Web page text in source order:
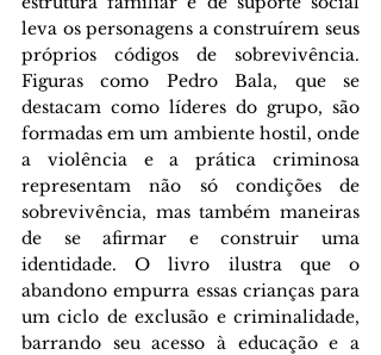
leva os personagens a construírem seus
próprios códigos de sobrevivência.
Figuras como Pedro Bala, que se
destacam como líderes do grupo, são
formadas em um ambiente hostil, onde
a violência e a prática criminosa
representam não só condições de
sobrevivência, mas também maneiras
de se afirmar e construir uma
identidade. O livro ilustra que o
abandono empurra essas crianças para
um ciclo de exclusão e criminalidade,
barrando seu acesso à educação e a